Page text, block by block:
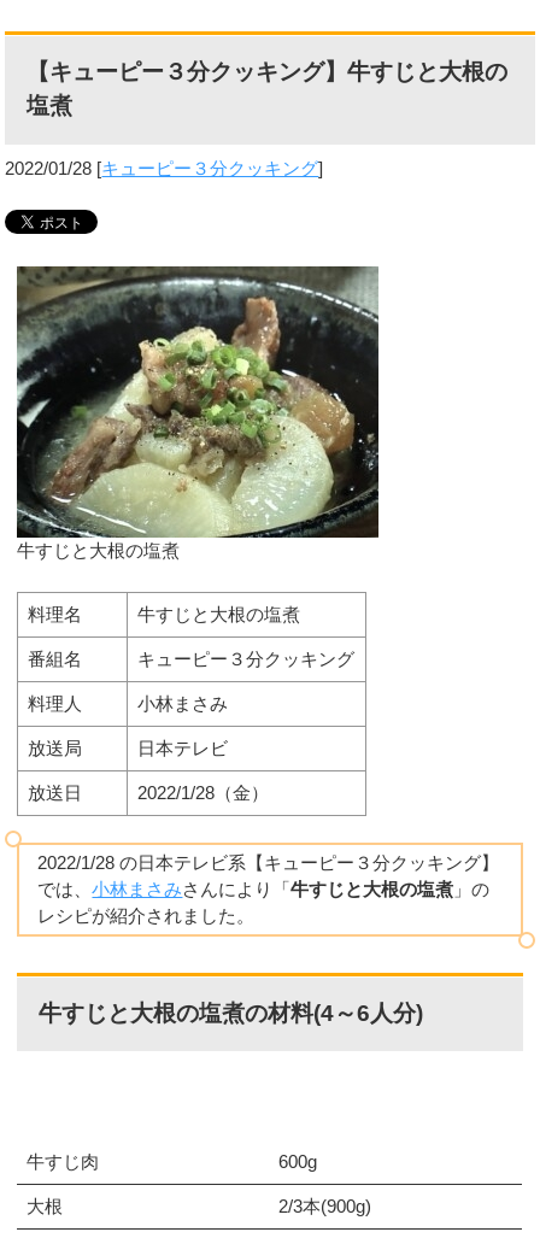
【キューピー３分クッキング】牛すじと大根の
塩煮
2022/01/28 [キューピー３分クッキング]
牛すじと大根の塩煮
料理名 牛すじと大根の塩煮
番組名 キューピー３分クッキング
料理人 小林まさみ
放送局 日本テレビ
放送日 2022/1/28（金）
2022/1/28 の日本テレビ系【キューピー３分クッキング】
では、小林まさみさんにより「牛すじと大根の塩煮 」の
レシピが紹介されました。
牛すじと大根の塩煮の材料(4～6人分)
牛すじ肉 600g
大根 2/3本(900g)